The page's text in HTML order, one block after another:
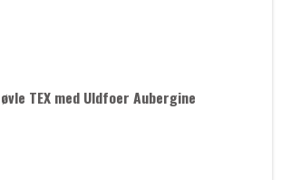
TEX med Uldfoer Aubergine